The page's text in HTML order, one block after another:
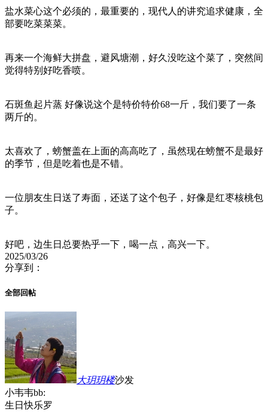
盐水菜心这个必须的，最重要的，现代人的讲究追求健康，全
部要吃菜菜菜。
再来一个海鲜大拼盘，避风塘潮，好久没吃这个菜了，突然间
觉得特别好吃香喷。
石斑鱼起片蒸 好像说这个是特价特价68一斤，我们要了一条
两斤的。
太喜欢了，螃蟹盖在上面的高高吃了，虽然现在螃蟹不是最好
的季节，但是吃着也是不错。
一位朋友生日送了寿面，还送了这个包子，好像是红枣核桃包
子。
好吧，边生日总要热乎一下，喝一点，高兴一下。
2025/03/26
分享到：
全部回帖
大玥玥楼沙发
小韦韦bb:
生日快乐罗